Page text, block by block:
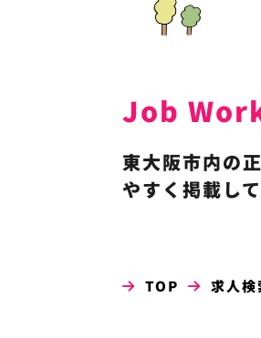
Job
東大阪市内の
やすく掲載して
TOP 求人検